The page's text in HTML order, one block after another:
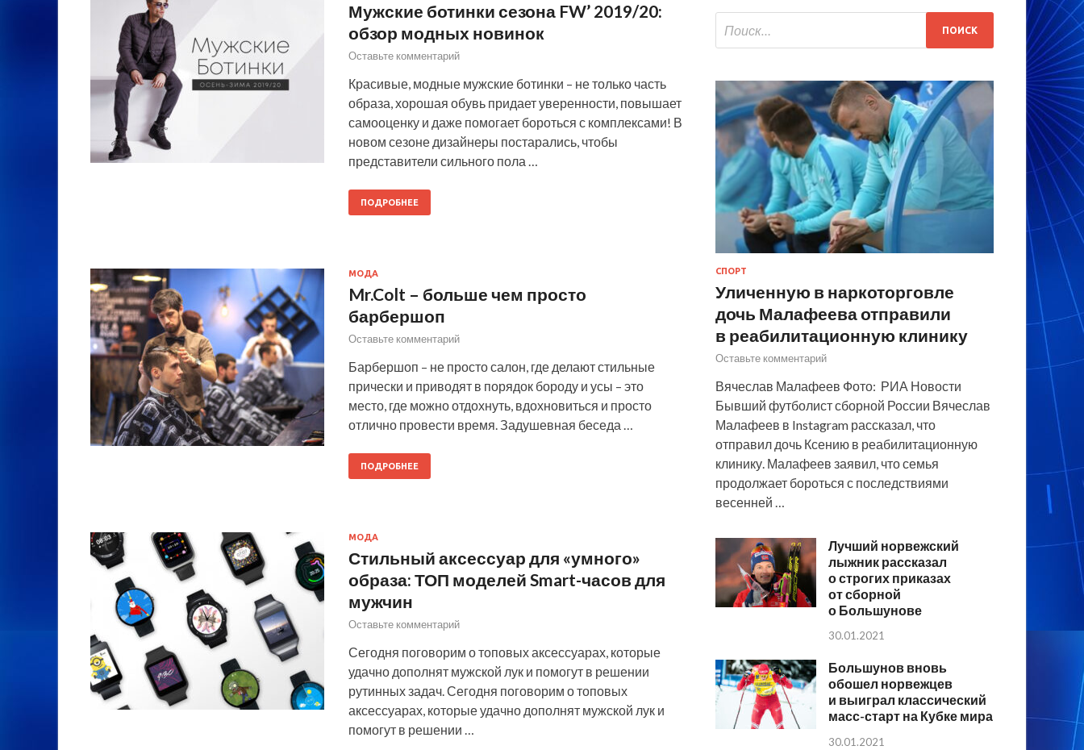
Мужские ботинки сезона FW’ 2019/20:
обзор модных новинок
Оставьте комментарий
Красивые, модные мужские ботинки – не только часть
образа, хорошая обувь придает уверенности, повышает
самооценку и даже помогает бороться с комплексами! В
новом сезоне дизайнеры постарались, чтобы
представители сильного пола …
ПОДРОБНЕЕ
МОДА
Mr.Colt – больше чем просто
барбершоп
Оставьте комментарий
Барбершоп – не просто салон, где делают стильные
прически и приводят в порядок бороду и усы – это
место, где можно отдохнуть, вдохновиться и просто
отлично провести время. Задушевная беседа …
ПОДРОБНЕЕ
МОДА
Стильный аксессуар для «умного»
образа: ТОП моделей Smart-часов для
мужчин
Оставьте комментарий
Сегодня поговорим о топовых аксессуарах, которые
удачно дополнят мужской лук и помогут в решении
рутинных задач. Сегодня поговорим о топовых
аксессуарах, которые удачно дополнят мужской лук и
помогут в решении …
СПОРТ
Уличенную в наркоторговле
дочь Малафеева отправили
в реабилитационную клинику
Оставьте комментарий
Вячеслав Малафеев Фото: РИА Новости
Бывший футболист сборной России Вячеслав
Малафеев в Instagram рассказал, что
отправил дочь Ксению в реабилитационную
клинику. Малафеев заявил, что семья
продолжает бороться с последствиями
весенней …
Лучший норвежский
лыжник рассказал
о строгих приказах
от сборной
о Большунове
30.01.2021
Большунов вновь
обошел норвежцев
и выиграл классический
масс-старт на Кубке мира
30.01.2021